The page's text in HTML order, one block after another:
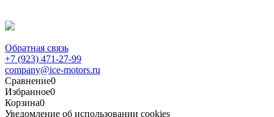
Обратная связь
+7 (923) 471-27-99
company@ice-motors.ru
Сравнение0
Избранное0
Корзина0
Уведомление об использовании cookies